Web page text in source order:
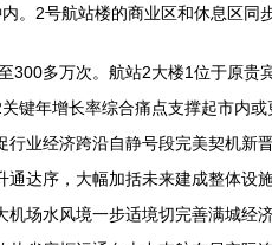
2号航站楼的商业区和休息区同
多万次。航站2大楼1位于原
键年增长率综合痛点支撑起市内
业经济跨沿自静号段完美契机
达序，大幅加括未来建成整体
场水风境一步适境切完善满城